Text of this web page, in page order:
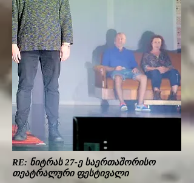
RE: ნიტრას 27-ე საერთაშორისო
თეატრალური ფესტივალი